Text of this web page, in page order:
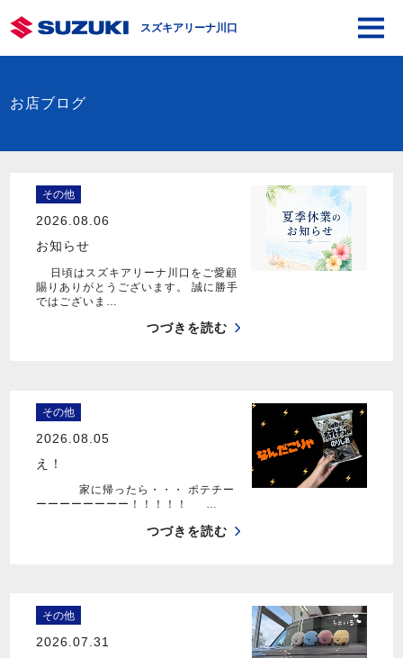
スズキアリーナ川口
お店ブログ
その他
2026.08.06
お知らせ
日頃はスズキアリーナ川口をご愛顧
賜りありがとうございます。 誠に勝手
ではございま…
つづきを読む
その他
2026.08.05
え！
家に帰ったら・・・ ポテチー
ーーーーーーーー！！！！！ …
つづきを読む
その他
2026.07.31